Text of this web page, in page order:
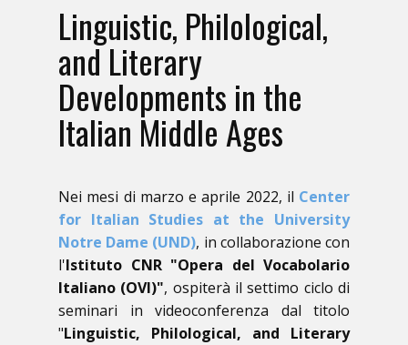
Linguistic, Philological,
and Literary
Developments in the
Italian Middle Ages
Nei mesi di marzo e aprile 2022, il Center
for Italian Studies at the University
Notre Dame (UND), ​in collaborazione con
l'Istituto CNR "Opera del Vocabolario
Italiano (OVI)", ​ospiterà il settimo ciclo di
seminari in videoconferenza dal titolo
"Linguistic, Philological, and Literary